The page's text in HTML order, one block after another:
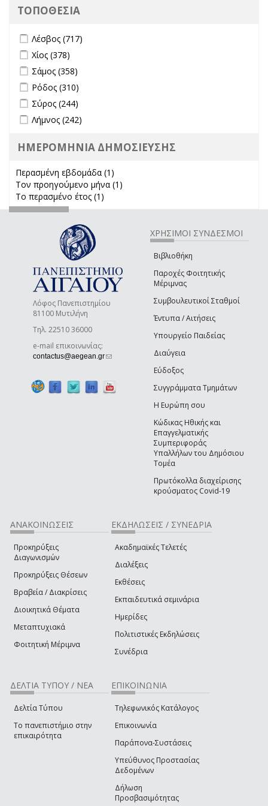
ΤΟΠΟΘΕΣΙΑ
Apply Λέσβος filter
Λέσβος (717)
Apply Χίος filter
Χίος (378)
Apply Σάμος filter
Σάμος (358)
Apply Ρόδος filter
Ρόδος (310)
Apply Σύρος filter
Σύρος (244)
Apply Λήμνος filter
Λήμνος (242)
ΗΜΕΡΟΜΗΝΙΑ ΔΗΜΟΣΙΕΥΣΗΣ
Περασμένη εβδομάδα (1)
Τον προηγούμενο μήνα (1)
Το περασμένο έτος (1)
Λόφος Πανεπιστημίου
81100 Μυτιλήνη
Τηλ. 22510 36000
e-mail επικοινωνίας:
contactus@aegean.gr(link sends e-mail)
ΧΡΗΣΙΜΟΙ ΣΥΝΔΕΣΜΟΙ
Βιβλιοθήκη
Παροχές Φοιτητικής
Μέριμνας
Συμβουλευτικοί Σταθμοί
Έντυπα / Αιτήσεις
Υπουργείο Παιδείας
Διαύγεια
Εύδοξος
Συγγράμματα Τμημάτων
Η Ευρώπη σου
Κώδικας Ηθικής και
Επαγγελματικής
Συμπεριφοράς
Υπαλλήλων του Δημόσιου
Τομέα
Πρωτόκολλα διαχείρισης
κρούσματος Covid-19
ΑΝΑΚΟΙΝΩΣΕΙΣ
Προκηρύξεις
Διαγωνισμών
Προκηρύξεις Θέσεων
Βραβεία / Διακρίσεις
Διοικητικά Θέματα
Μεταπτυχιακά
Φοιτητική Μέριμνα
ΕΚΔΗΛΩΣΕΙΣ / ΣΥΝΕΔΡΙΑ
Ακαδημαϊκές Τελετές
Διαλέξεις
Εκθέσεις
Εκπαιδευτικά σεμινάρια
Ημερίδες
Πολιτιστικές Εκδηλώσεις
Συνέδρια
ΔΕΛΤΙΑ ΤΥΠΟΥ / ΝΕΑ
Δελτία Τύπου
Το πανεπιστήμιο στην
επικαιρότητα
ΕΠΙΚΟΙΝΩΝΙΑ
Τηλεφωνικός Κατάλογος
Επικοινωνία
Παράπονα-Συστάσεις
Υπεύθυνος Προστασίας
Δεδομένων
Δήλωση
Προσβασιμότητας